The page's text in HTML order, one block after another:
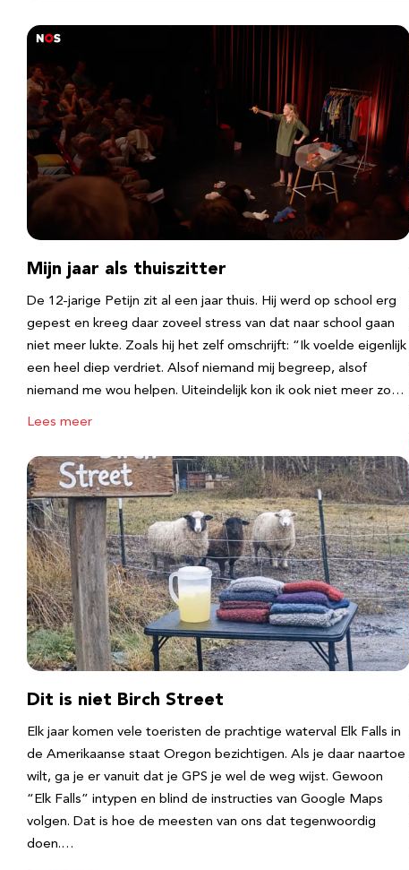
Mijn jaar als thuiszitter
De 12-jarige Petijn zit al een jaar thuis. Hij werd op school erg
gepest en kreeg daar zoveel stress van dat naar school gaan
niet meer lukte. Zoals hij het zelf omschrijft: “Ik voelde eigenlijk
een heel diep verdriet. Alsof niemand mij begreep, alsof
niemand me wou helpen. Uiteindelijk kon ik ook niet meer zo…
Lees meer
Dit is niet Birch Street
Elk jaar komen vele toeristen de prachtige waterval Elk Falls in
de Amerikaanse staat Oregon bezichtigen. Als je daar naartoe
wilt, ga je er vanuit dat je GPS je wel de weg wijst. Gewoon
“Elk Falls” intypen en blind de instructies van Google Maps
volgen. Dat is hoe de meesten van ons dat tegenwoordig
doen.…